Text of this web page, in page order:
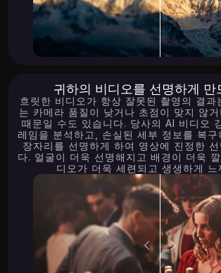
귀하의 비디오를 선명하게 만
흐릿한 비디오가 항상 잘못된 촬영의 결과
는 카메라 품질이 낮거나 초점이 맞지 않
때문일 수도 있습니다. 당사의 AI 비디오
레임을 분석하고, 손실된 세부 정보를 복
장자리를 선명하게 하여 영상에 진정한
다. 얼굴이 더욱 선명해지고 배경이 더욱
디오가 더욱 세련되고 생생하게 느